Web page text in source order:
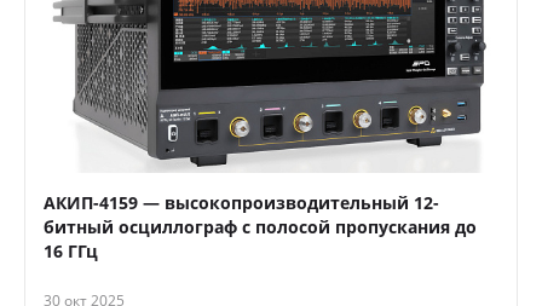
АКИП-4159 — высокопроизводительный 12-
битный осциллограф с полосой пропускания до
16 ГГц
30 окт 2025